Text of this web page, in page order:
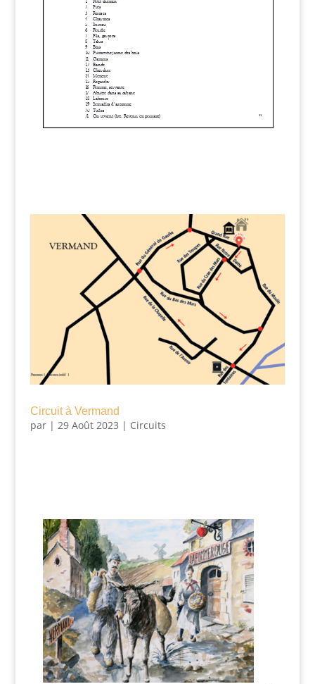
Circuit à Vermand
par | 29 Août 2023 | Circuits